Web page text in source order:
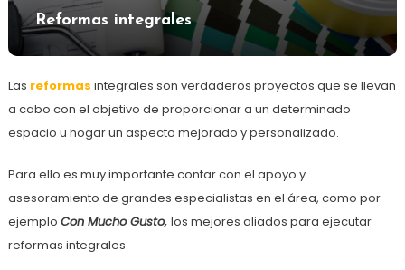
Reformas integrales
Las reformas integrales son verdaderos proyectos que se llevan
a cabo con el objetivo de proporcionar a un determinado
espacio u hogar un aspecto mejorado y personalizado.
Para ello es muy importante contar con el apoyo y
asesoramiento de grandes especialistas en el área, como por
ejemplo Con Mucho Gusto, los mejores aliados para ejecutar
reformas integrales.